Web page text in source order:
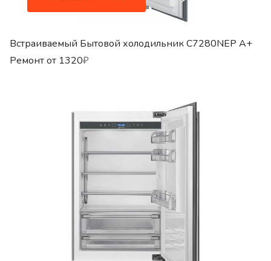
Встраиваемый Бытовой холодильник C7280NEP A+
Ремонт от 1320₽